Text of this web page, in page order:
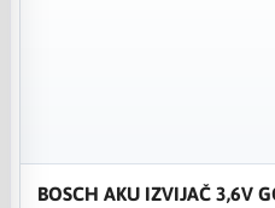
BOSCH AKU IZVIJAČ 3,6V